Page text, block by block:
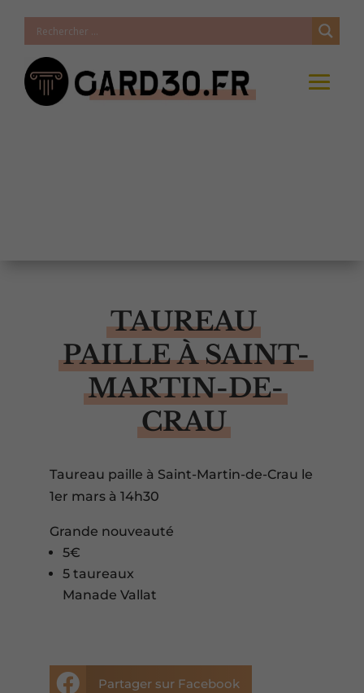
TAUREAU
PAILLE À SAINT-
MARTIN-DE-
CRAU
Taureau paille à Saint-Martin-de-Crau le
1er mars à 14h30
Grande nouveauté
5€
5 taureaux
Manade Vallat
 Partager sur Facebook